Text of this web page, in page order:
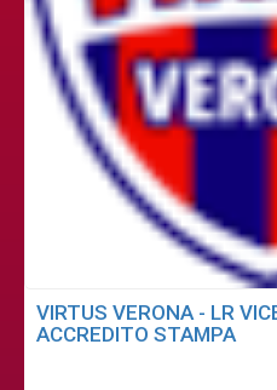
VIRTUS VERONA - LR
ACCREDITO STAMPA